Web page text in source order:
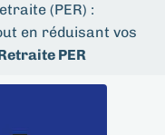
(PER) :
en réduisant vos
PER